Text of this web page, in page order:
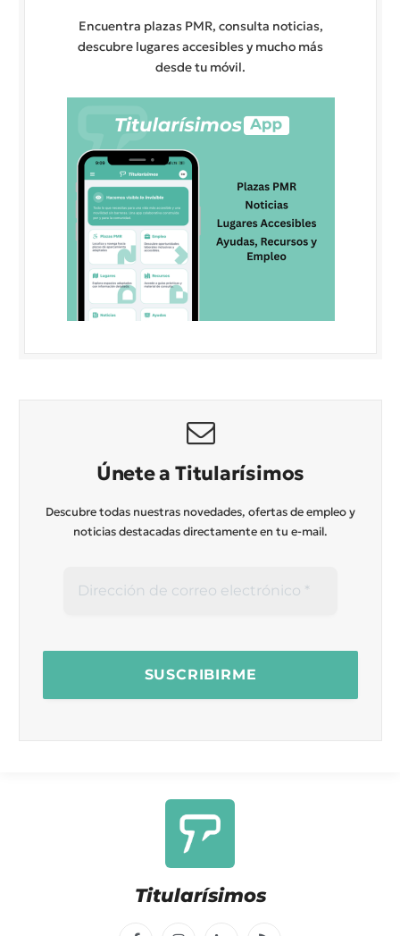
Encuentra plazas PMR, consulta noticias,
descubre lugares accesibles y mucho más
desde tu móvil.
Únete a Titularísimos
Descubre todas nuestras novedades, ofertas de empleo y
noticias destacadas directamente en tu e-mail.
Titularísimos